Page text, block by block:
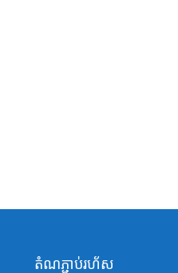
តំណភ្ជាប់រហ័ស